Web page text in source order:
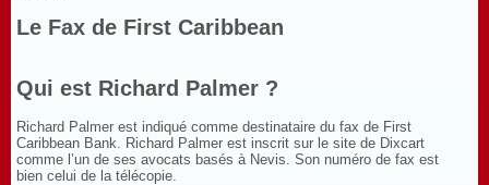
Le Fax de First Caribbean
Qui est Richard Palmer ?
Richard Palmer est indiqué comme destinataire du fax de First
Caribbean Bank. Richard Palmer est inscrit sur le site de Dixcart
comme l’un de ses avocats basés à Nevis. Son numéro de fax est
bien celui de la télécopie.